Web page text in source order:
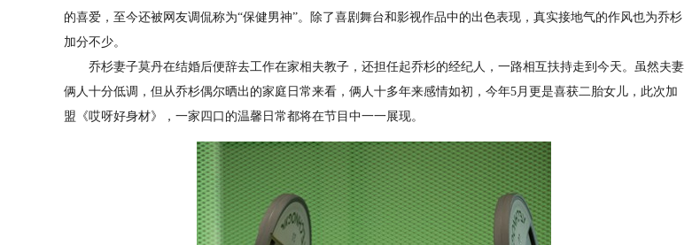
的喜爱，至今还被网友调侃称为“保健男神”。除了喜剧舞台和影视作品中的出色表现，真实接地气的作风也为乔杉
加分不少。
乔杉妻子莫丹在结婚后便辞去工作在家相夫教子，还担任起乔杉的经纪人，一路相互扶持走到今天。虽然夫妻
俩人十分低调，但从乔杉偶尔晒出的家庭日常来看，俩人十多年来感情如初，今年5月更是喜获二胎女儿，此次加
盟《哎呀好身材》，一家四口的温馨日常都将在节目中一一展现。